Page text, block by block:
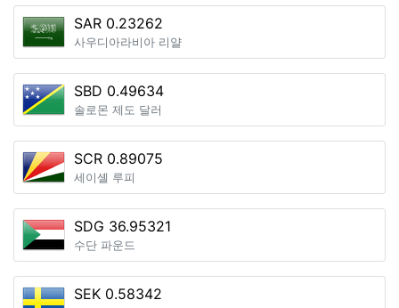
SAR 0.23262
사우디아라비아 리얄
SBD 0.49634
솔로몬 제도 달러
SCR 0.89075
세이셸 루피
SDG 36.95321
수단 파운드
SEK 0.58342